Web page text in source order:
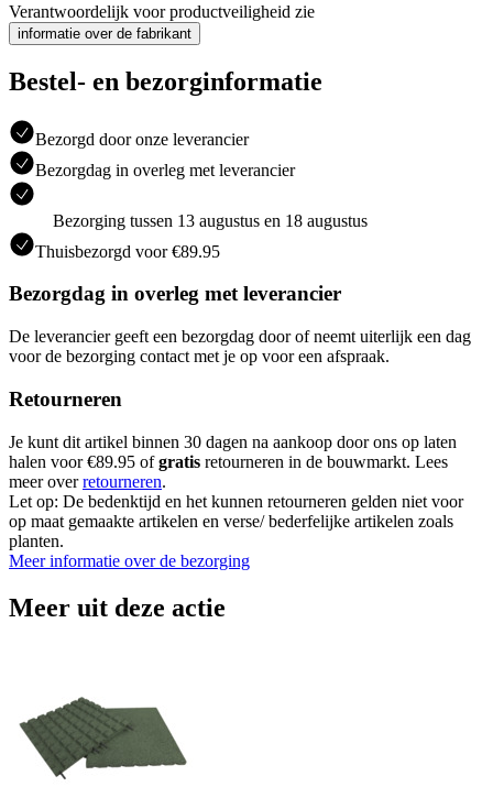
Verantwoordelijk voor productveiligheid zie
informatie over de fabrikant
Bestel- en bezorginformatie
Bezorgd door onze leverancier
Bezorgdag in overleg met leverancier
Bezorging tussen 13 augustus en 18 augustus
Thuisbezorgd voor €89.95
Bezorgdag in overleg met leverancier
De leverancier geeft een bezorgdag door of neemt uiterlijk een dag
voor de bezorging contact met je op voor een afspraak.
Retourneren
Je kunt dit artikel binnen 30 dagen na aankoop door ons op laten
halen voor €89.95 ofgratis retourneren in de bouwmarkt. Lees
meer overretourneren.
Let op: De bedenktijd en het kunnen retourneren gelden niet voor
op maat gemaakte artikelen en verse/ bederfelijke artikelen zoals
planten.
Meer informatie over de bezorging
Meer uit deze actie